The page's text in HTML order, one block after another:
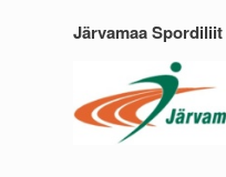
Järvamaa Spordiliit